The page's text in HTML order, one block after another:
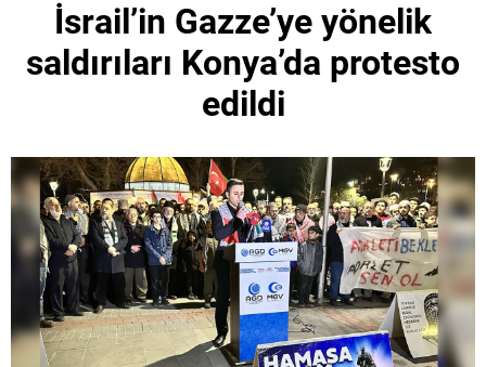
İsrail’in Gazze’ye yönelik
saldırıları Konya’da protesto
edildi